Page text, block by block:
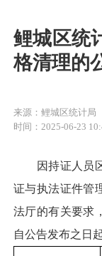
鲤城区统
格清理的
来源：鲤城区统计局
时间：2025-06-23
因持证人员区
证与执法证件管
法厅的有关要求
自公告发布之日